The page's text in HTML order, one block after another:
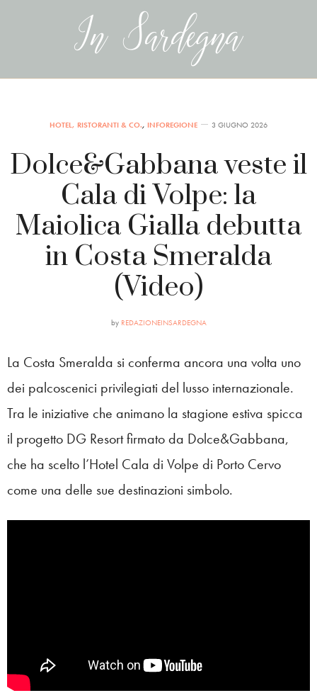
HOTEL, RISTORANTI & CO., INFOREGIONE 3 GIUGNO 2026
Dolce&Gabbana veste il
Cala di Volpe: la
Maiolica Gialla debutta
in Costa Smeralda
(Video)
by REDAZIONEINSARDEGNA
La Costa Smeralda si conferma ancora una volta uno
dei palcoscenici privilegiati del lusso internazionale.
Tra le iniziative che animano la stagione estiva spicca
il progetto DG Resort firmato da Dolce&Gabbana,
che ha scelto l’Hotel Cala di Volpe di Porto Cervo
come una delle sue destinazioni simbolo.